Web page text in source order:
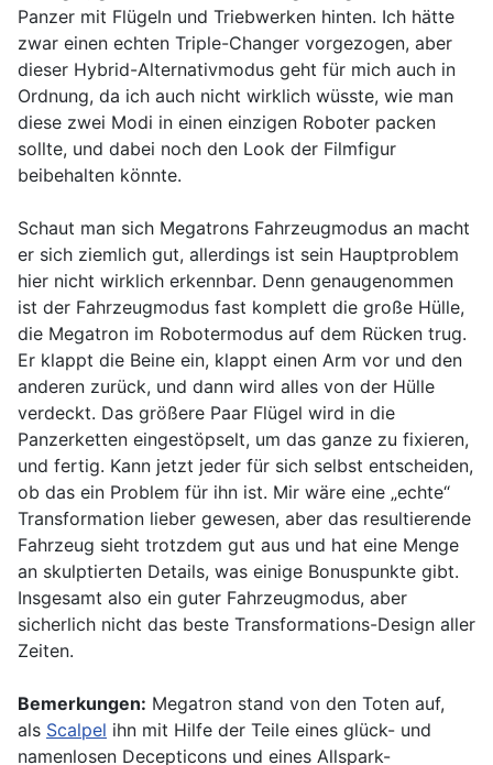
Panzer mit Flügeln und Triebwerken hinten. Ich hätte
zwar einen echten Triple-Changer vorgezogen, aber
dieser Hybrid-Alternativmodus geht für mich auch in
Ordnung, da ich auch nicht wirklich wüsste, wie man
diese zwei Modi in einen einzigen Roboter packen
sollte, und dabei noch den Look der Filmfigur
beibehalten könnte.
Schaut man sich Megatrons Fahrzeugmodus an macht
er sich ziemlich gut, allerdings ist sein Hauptproblem
hier nicht wirklich erkennbar. Denn genaugenommen
ist der Fahrzeugmodus fast komplett die große Hülle,
die Megatron im Robotermodus auf dem Rücken trug.
Er klappt die Beine ein, klappt einen Arm vor und den
anderen zurück, und dann wird alles von der Hülle
verdeckt. Das größere Paar Flügel wird in die
Panzerketten eingestöpselt, um das ganze zu fixieren,
und fertig. Kann jetzt jeder für sich selbst entscheiden,
ob das ein Problem für ihn ist. Mir wäre eine „echte“
Transformation lieber gewesen, aber das resultierende
Fahrzeug sieht trotzdem gut aus und hat eine Menge
an skulptierten Details, was einige Bonuspunkte gibt.
Insgesamt also ein guter Fahrzeugmodus, aber
sicherlich nicht das beste Transformations-Design aller
Zeiten.
Bemerkungen: Megatron stand von den Toten auf,
als Scalpel ihn mit Hilfe der Teile eines glück- und
namenlosen Decepticons und eines Allspark-